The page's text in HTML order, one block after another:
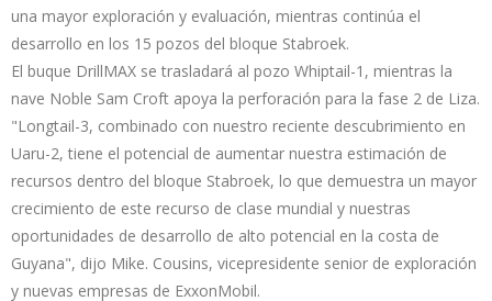
una mayor exploración y evaluación, mientras continúa el
desarrollo en los 15 pozos del bloque Stabroek.
El buque DrillMAX se trasladará al pozo Whiptail-1, mientras la
nave Noble Sam Croft apoya la perforación para la fase 2 de Liza.
"Longtail-3, combinado con nuestro reciente descubrimiento en
Uaru-2, tiene el potencial de aumentar nuestra estimación de
recursos dentro del bloque Stabroek, lo que demuestra un mayor
crecimiento de este recurso de clase mundial y nuestras
oportunidades de desarrollo de alto potencial en la costa de
Guyana", dijo Mike. Cousins, vicepresidente senior de exploración
y nuevas empresas de ExxonMobil.